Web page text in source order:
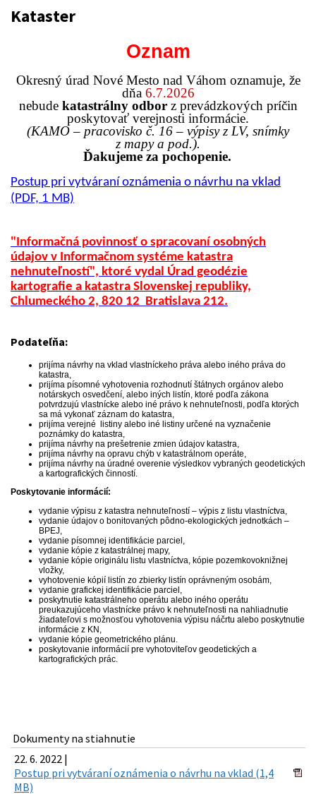
Kataster
Oznam
Okresný úrad Nové Mesto nad Váhom oznamuje, že
dňa 6.7.2026
nebude katastrálny odborz prevádzkových príčin
poskytovať verejnosti informácie.
(KAMO – pracovisko č. 16 – výpisy z LV, snímky
z mapy a pod.).
Ďakujeme za pochopenie.
Postup pri vytváraní oznámenia o návrhu na vklad
(PDF, 1 MB)
"Informačná povinnosť o spracovaní osobných
údajov v Informačnom systéme katastra
nehnuteľností", ktoré vydal Úrad geodézie
kartografie a katastra Slovenskej republiky,
Chlumeckého 2, 820 12 Bratislava 212.
Podateľňa:
prijíma návrhy na vklad vlastníckeho práva alebo iného práva do
katastra,
prijíma písomné vyhotovenia rozhodnutí štátnych orgánov alebo
notárskych osvedčení, alebo iných listín, ktoré podľa zákona
potvrdzujú vlastnícke alebo iné právo k nehnuteľnosti, podľa ktorých
sa má vykonať záznam do katastra,
prijíma verejné listiny alebo iné listiny určené na vyznačenie
poznámky do katastra,
prijíma návrhy na prešetrenie zmien údajov katastra,
prijíma návrhy na opravu chýb v katastrálnom operáte,
prijíma návrhy na úradné overenie výsledkov vybraných geodetických
a kartografických činností.
Poskytovanie informácií:
vydanie výpisu z katastra nehnuteľností – výpis z listu vlastníctva,
vydanie údajov o bonitovaných pôdno-ekologických jednotkách –
BPEJ,
vydanie písomnej identifikácie parciel,
vydanie kópie z katastrálnej mapy,
vydanie kópie originálu listu vlastníctva, kópie pozemkovoknižnej
vložky,
vyhotovenie kópií listín zo zbierky listín oprávneným osobám,
vydanie grafickej identifikácie parciel,
poskytnutie katastrálneho operátu alebo iného operátu
preukazujúceho vlastnícke právo k nehnuteľnosti na nahliadnutie
žiadateľovi s možnosťou vyhotovenia výpisu náčrtu alebo poskytnutie
informácie z KN,
vydanie kópie geometrického plánu.
poskytovanie informácií pre vyhotoviteľov geodetických a
kartografických prác.
Dokumenty na stiahnutie
22. 6. 2022 |
Postup pri vytváraní oznámenia o návrhu na vklad (1,4
MB)